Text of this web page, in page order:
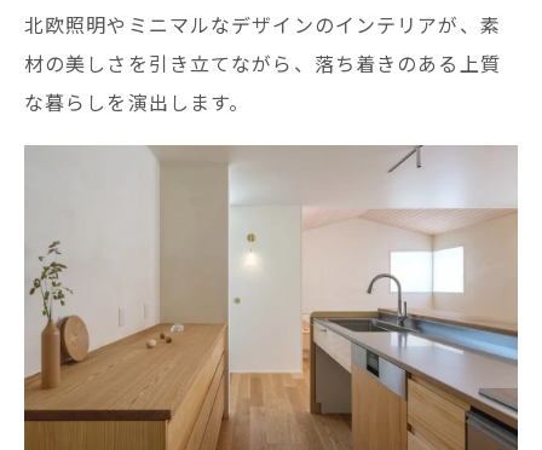
北欧照明やミニマルなデザインのインテリアが、素
材の美しさを引き立てながら、落ち着きのある上質
な暮らしを演出します。